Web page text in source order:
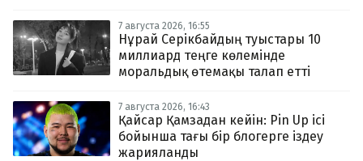
7 августа 2026, 16:55
Нұрай Серікбайдың туыстары 10
миллиард теңге көлемінде
моральдық өтемақы талап етті
7 августа 2026, 16:43
Қайсар Қамзадан кейін: Pin Up ісі
бойынша тағы бір блогерге іздеу
жарияланды